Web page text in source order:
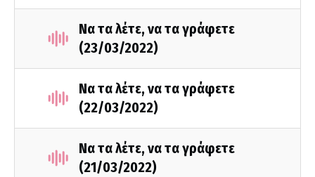
Να τα λέτε, να τα γράφετε
(23/03/2022)
Να τα λέτε, να τα γράφετε
(22/03/2022)
Να τα λέτε, να τα γράφετε
(21/03/2022)